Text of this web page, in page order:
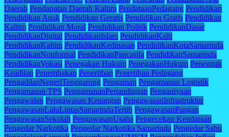
Daerah Pendapatan Daerah Kaltim PendataanPedagang Pendidikan
Pendidikan Anak Pendidikan Geratis Pendidikan Gratis Pendidikan
Kaltim Pendidikan Moral Pendidikan Politik PendidikanDasar
PendidikanDigital PendidikanIslam PendidikanKalti
PendidikanKaltim PendidikanKedinasan PendidikanKotaSamarinda
PendidikanNonformal PendidikanPancasila PendidikanSamarinda
PendidikanVokasi Penegakan Hukum PenegakanHukum Peneggak
Keadilan Penembakan Penertiban Penertiban Pedagang
PengadilanNegeriTenggarong Pengaman Pengamanan Logistik
Pengamanan TPS PengamananPertandingan Penganiyaan
Pengawalan Pengawasan Keuangan PengawasanInfrastruktur
PengawasanLaluLintasSamarindaTertib PengawasanPangan
PengawasanSekolah PengawasanUsaha Pengecekan Kendaraan
Pengedar Narkotika Pengedar Narkotika Samarinda Pengedar Sabu